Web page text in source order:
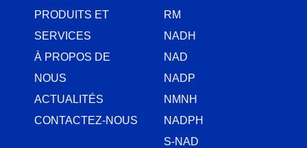
PRODUITS ET
SERVICES
À PROPOS DE
NOUS
ACTUALITÉS
CONTACTEZ-NOUS
RM
NADH
NAD
NADP
NMNH
NADPH
S-NAD